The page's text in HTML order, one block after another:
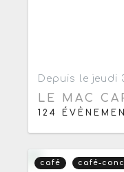
Depuis le jeudi
LE MAC
124
café café-